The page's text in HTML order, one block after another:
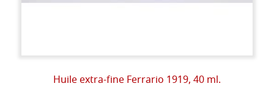
Huile extra-fine Ferrario 1919, 40 ml.